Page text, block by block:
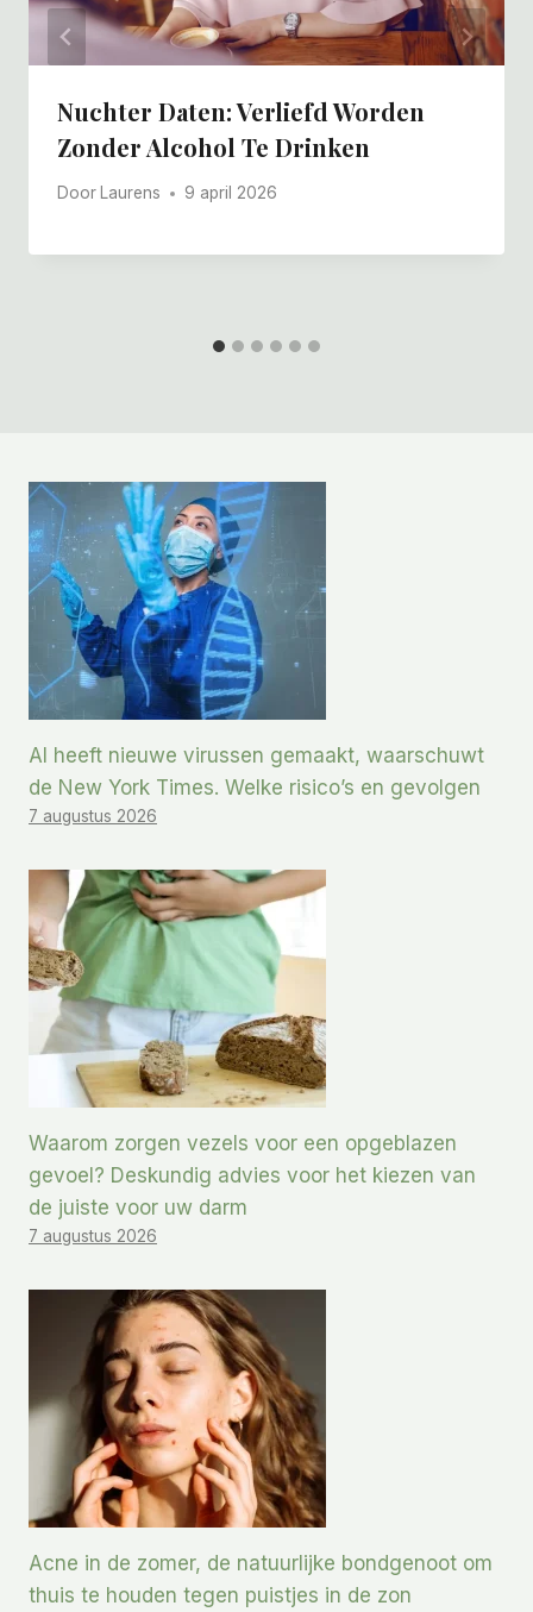
Nuchter Daten: Verliefd Worden
Zonder Alcohol Te Drinken
Door Laurens 9 april 2026
AI heeft nieuwe virussen gemaakt, waarschuwt
de New York Times. Welke risico’s en gevolgen
7 augustus 2026
Waarom zorgen vezels voor een opgeblazen
gevoel? Deskundig advies voor het kiezen van
de juiste voor uw darm
7 augustus 2026
Acne in de zomer, de natuurlijke bondgenoot om
thuis te houden tegen puistjes in de zon